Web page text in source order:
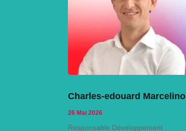
Charles-edouard Marcelino
26 Mai 2026
Responsable Développement